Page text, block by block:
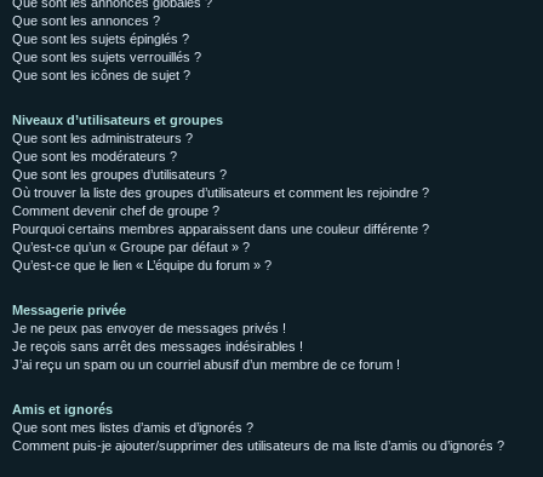
Que sont les annonces ?
Que sont les sujets épinglés ?
Que sont les sujets verrouillés ?
Que sont les icônes de sujet ?
Niveaux d’utilisateurs et groupes
Que sont les administrateurs ?
Que sont les modérateurs ?
Que sont les groupes d’utilisateurs ?
Où trouver la liste des groupes d’utilisateurs et comment les rejoindre ?
Comment devenir chef de groupe ?
Pourquoi certains membres apparaissent dans une couleur différente ?
Qu’est-ce qu’un « Groupe par défaut » ?
Qu’est-ce que le lien « L’équipe du forum » ?
Messagerie privée
Je ne peux pas envoyer de messages privés !
Je reçois sans arrêt des messages indésirables !
J’ai reçu un spam ou un courriel abusif d’un membre de ce forum !
Amis et ignorés
Que sont mes listes d’amis et d’ignorés ?
Comment puis-je ajouter/supprimer des utilisateurs de ma liste d’amis ou d’ignorés ?